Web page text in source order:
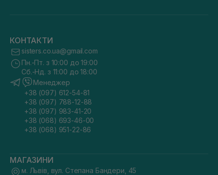
КОНТАКТИ
sisters.co.ua@gmail.com
Пн.-Пт. з 10:00 до 19:00
Сб.-Нд. з 11:00 до 18:00
Менеджер
+38 (097) 612-54-81
+38 (097) 788-12-88
+38 (097) 983-41-20
+38 (068) 693-46-00
+38 (068) 951-22-86
МАГАЗИНИ
м. Львів, вул. Степана Бандери, 45